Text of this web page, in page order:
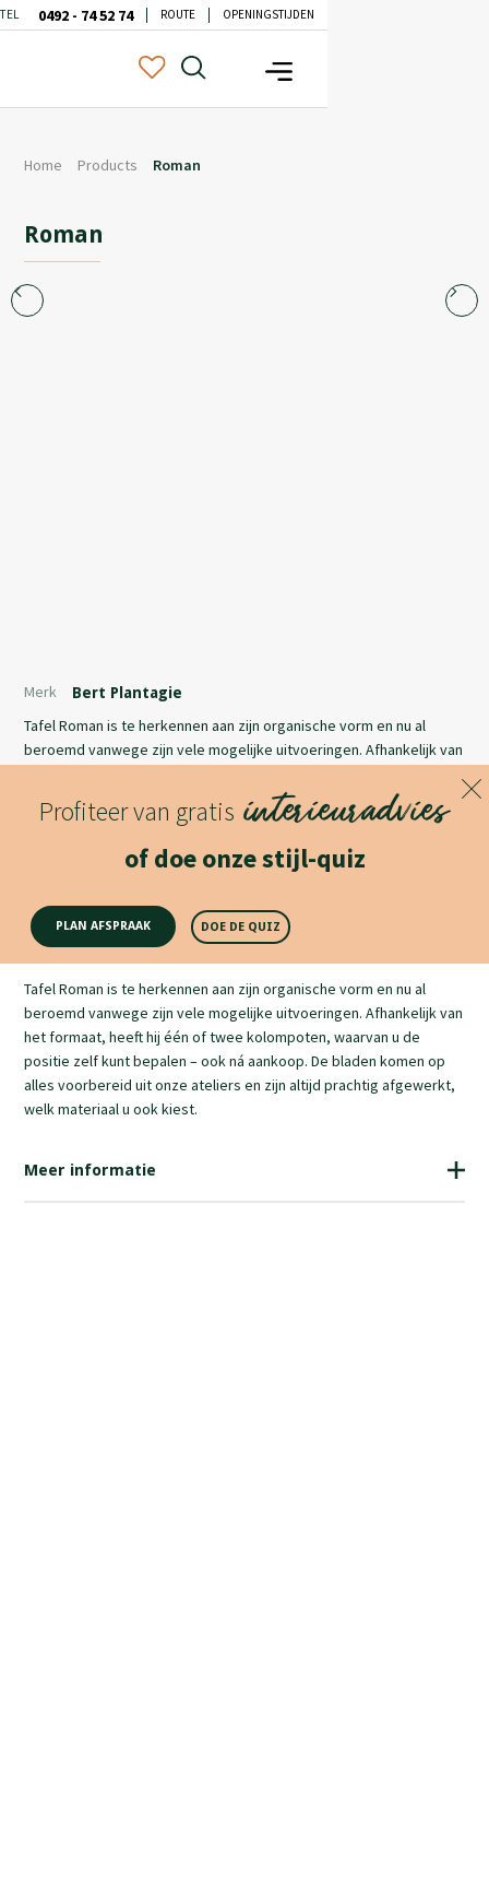
TEL 0492 - 74 52 74 ROUTE OPENINGSTIJDEN
Home Products Roman
Roman
Tafel Roman is te herkennen aan zijn organische vorm en nu al
beroemd vanwege zijn vele mogelijke uitvoeringen. Afhankelijk van
positie zelf kunt bepalen – ook ná aankoop. De bladen komen op
alles voorbereid uit onze ateliers en zijn altijd prachtig afgewerkt,
welk materiaal u ook kiest.
Lees meer
Merk Bert Plantagie
Profiteer van gratis interieuradvies
of doe onze stijl-quiz
PLAN AFSPRAAK DOE DE QUIZ
Productomschrijving
Tafel Roman is te herkennen aan zijn organische vorm en nu al
beroemd vanwege zijn vele mogelijke uitvoeringen. Afhankelijk van
het formaat, heeft hij één of twee kolompoten, waarvan u de
positie zelf kunt bepalen – ook ná aankoop. De bladen komen op
alles voorbereid uit onze ateliers en zijn altijd prachtig afgewerkt,
welk materiaal u ook kiest.
Meer informatie